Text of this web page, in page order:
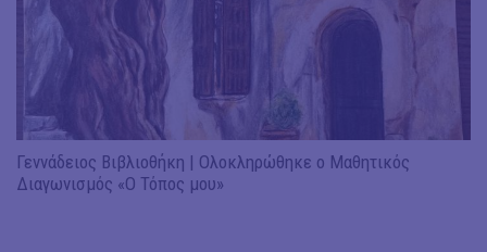
Γεννάδειος Βιβλιοθήκη | Ολοκληρώθηκε ο Μαθητικός
Διαγωνισμός «Ο Τόπος μου»